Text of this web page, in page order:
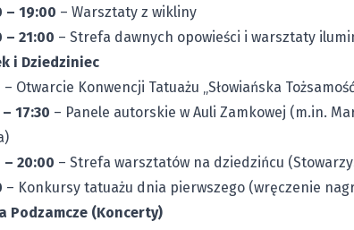
– 19:00 – Warsztaty z wikliny
– 21:00 – Strefa dawnych opowieści i warsztaty
i Dziedziniec
– Otwarcie Konwencji Tatuażu „Słowiańska
17:30 – Panele autorskie w Auli Zamkowej (m.in.
– 20:00 – Strefa warsztatów na dziedzińcu
– Konkursy tatuażu dnia pierwszego (wręczenie
Podzamcze (Koncerty)